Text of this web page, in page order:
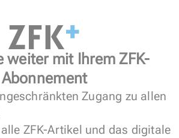
weiter mit Ihrem ZFK-
Abonnement
Zugang zu allen
ZFK-Artikel und das digitale